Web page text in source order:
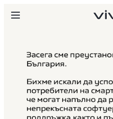
Bulgaria |